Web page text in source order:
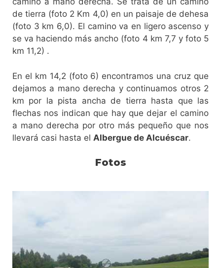
de tierra (foto 2 Km 4,0) en un paisaje de dehesa
(foto 3 km 6,0). El camino va en ligero ascenso y
se va haciendo más ancho (foto 4 km 7,7 y foto 5
km 11,2) .
En el km 14,2 (foto 6) encontramos una cruz que
dejamos a mano derecha y continuamos otros 2
km por la pista ancha de tierra hasta que las
flechas nos indican que hay que dejar el camino
a mano derecha por otro más pequeño que nos
llevará casi hasta el Albergue de Alcuéscar.
Fotos